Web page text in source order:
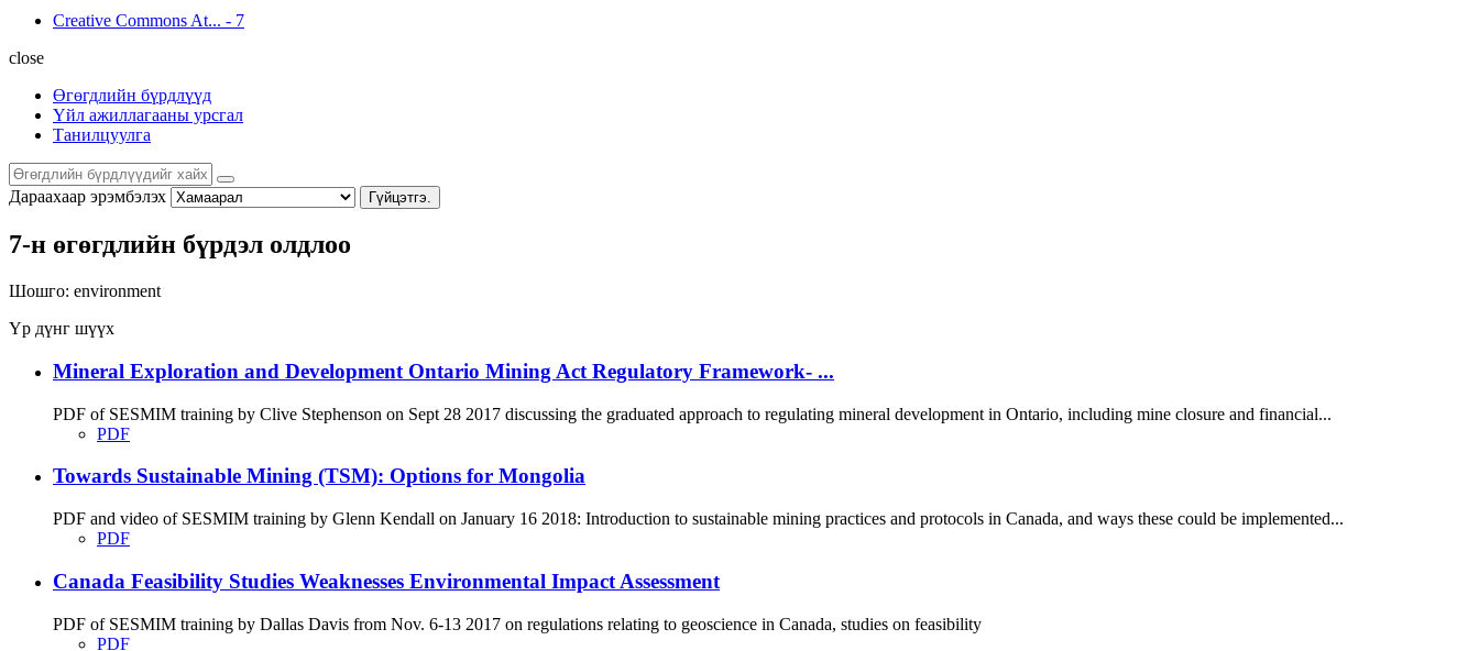
Creative Commons At... - 7
close
Өгөгдлийн бүрдлүүд
Үйл ажиллагааны урсгал
Танилцуулга
Дараахаар эрэмбэлэх Гүйцэтгэ.
7-н өгөгдлийн бүрдэл олдлоо
Шошго: environment
Үр дүнг шүүх
Mineral Exploration and Development Ontario Mining Act Regulatory Framework- ...
PDF of SESMIM training by Clive Stephenson on Sept 28 2017 discussing the graduated approach to regulating mineral development in Ontario, including mine closure and financial...
PDF
Towards Sustainable Mining (TSM): Options for Mongolia
PDF and video of SESMIM training by Glenn Kendall on January 16 2018: Introduction to sustainable mining practices and protocols in Canada, and ways these could be implemented...
PDF
Canada Feasibility Studies Weaknesses Environmental Impact Assessment
PDF of SESMIM training by Dallas Davis from Nov. 6-13 2017 on regulations relating to geoscience in Canada, studies on feasibility
PDF